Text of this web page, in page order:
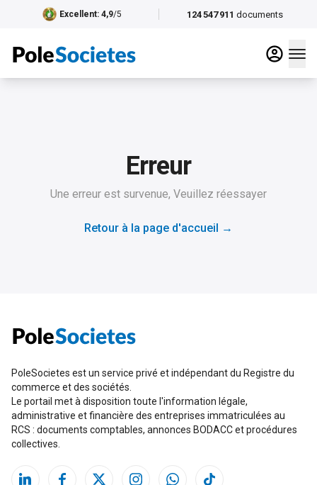
124 547 911 documents
Excellent: 4,9/5
Erreur
Une erreur est survenue, Veuillez réessayer
Retour à la page d'accueil →
PoleSocietes est un service privé et indépendant du Registre du
commerce et des sociétés.
Le portail met à disposition toute l'information légale,
administrative et financière des entreprises immatriculées au
RCS : documents comptables, annonces BODACC et procédures
collectives.